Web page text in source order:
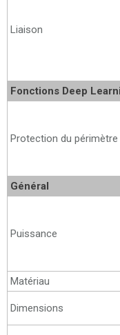
Liaison
Fonctions Deep
Protection du périmètre
Général
Puissance
Matériau
Dimensions